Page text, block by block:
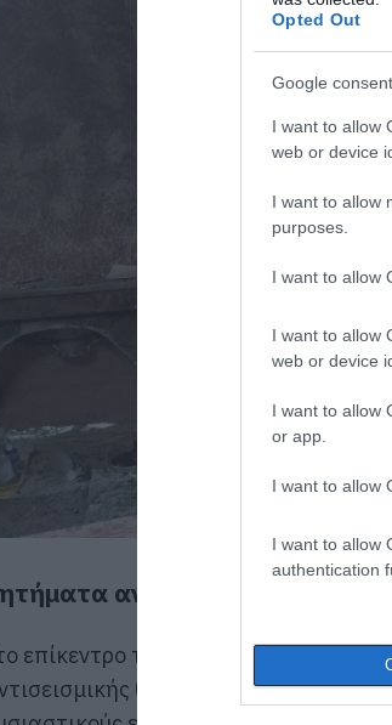
Opted Out
Google
I want to allow
web or device
I want to allow
purposes.
I want to allow
I want to allow
web or device
I want to allow
or app.
I want to allow
I want to allow
authentication
αντισεισμικής
επίκεντρο της παρέμβασης
θωράκισης, με έμφαση